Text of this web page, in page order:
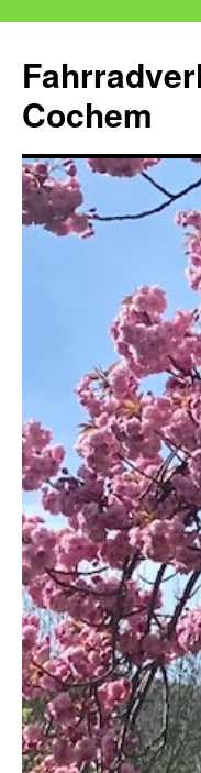
springen
Cochem